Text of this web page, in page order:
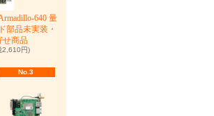
640 量
部品未実装・
商品
2,610円)
No.3